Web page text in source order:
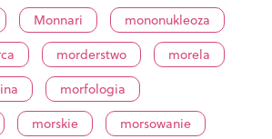
Monnari
mononukleoza
morderstwo
morela
morfologia
morskie
morsowanie